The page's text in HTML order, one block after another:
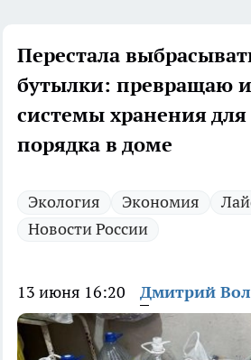
Перестала
бутылки: превращаю
системы хранения для
порядка в доме
Экология Экономия
Новости России
13 июня 16:20 Дмитрий